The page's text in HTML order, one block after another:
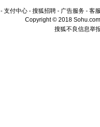
- 支付中心 - 搜狐招聘 - 广告服务 - 客
Copyright © 2018
搜狐不良信息举